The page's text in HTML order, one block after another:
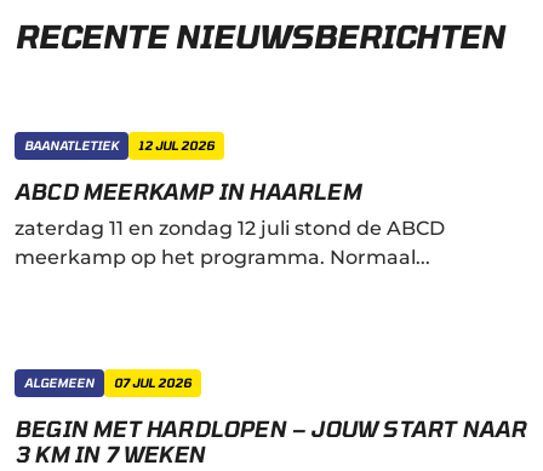
RECENTE NIEUWSBERICHTEN
BAANATLETIEK 12 JUL 2026
ABCD MEERKAMP IN HAARLEM
zaterdag 11 en zondag 12 juli stond de ABCD
meerkamp op het programma. Normaal...
ALGEMEEN 07 JUL 2026
BEGIN MET HARDLOPEN – JOUW START NAAR
3 KM IN 7 WEKEN